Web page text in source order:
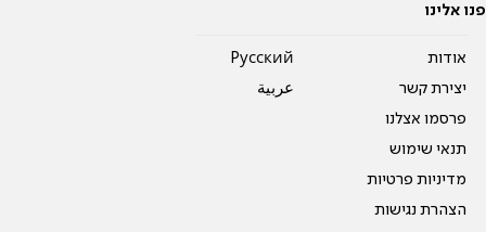
פנו אלינו
אודות
יצירת קשר
פרסמו אצלנו
תנאי שימוש
מדיניות פרטיות
הצהרת נגישות
Pусский
عربية